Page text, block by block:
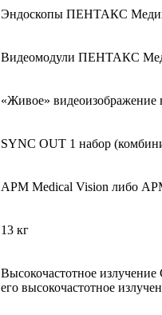
Эндоскопы ПЕНТАКС
Видеомодули ПЕНТАКС
«Живое» видеоизображение
SYNC OUT 1 набор
АРМ Medical Vision либо
13 кг
Высокочастотное
его высокочастотное